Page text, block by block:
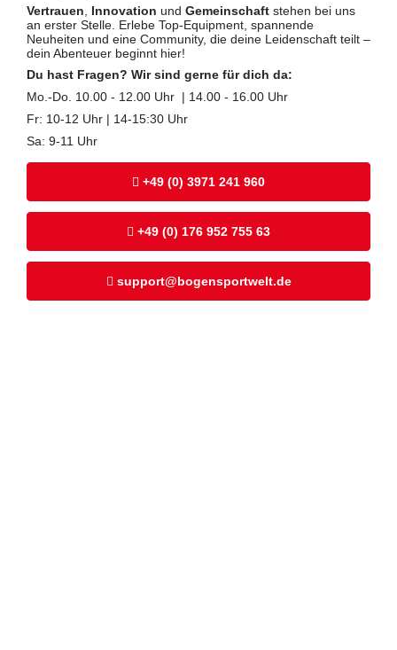
Vertrauen
Innovation und Gemeinschaft stehen bei uns
an erster Stelle. Erlebe Top-Equipment, spannende
Neuheiten und eine Community, die deine Leidenschaft teilt –
dein Abenteuer beginnt hier!
Du hast Fragen? Wir sind gerne für dich da:
Mo.-Do. 10.00 - 12.00 Uhr | 14.00 - 16.00 Uhr
Fr: 10-12 Uhr | 14-15:30 Uhr
Sa: 9-11 Uhr
+49 (0) 3971 241 960
+49 (0) 176 952 755 63
support@bogensportwelt.de